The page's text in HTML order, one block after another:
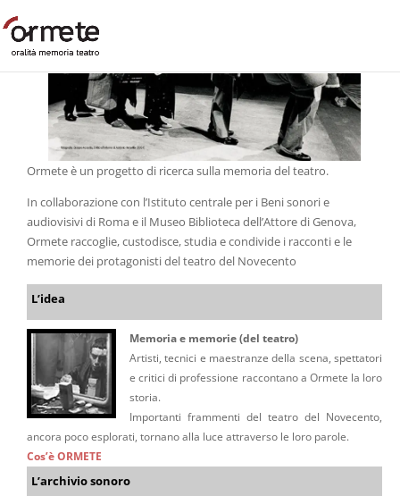
Ormete è un progetto di ricerca sulla memoria del teatro.
In collaborazione con l’Istituto centrale per i Beni sonori e
audiovisivi di Roma e il Museo Biblioteca dell’Attore di Genova,
Ormete raccoglie, custodisce, studia e condivide i racconti e le
memorie dei protagonisti del teatro del Novecento
L’idea
Memoria e memorie (del teatro)
Artisti, tecnici e maestranze della scena, spettatori
e critici di professione raccontano a Ormete la loro
storia.
Importanti frammenti del teatro del Novecento,
ancora poco esplorati, tornano alla luce attraverso le loro parole.
Cos’è ORMETE
L’archivio sonoro